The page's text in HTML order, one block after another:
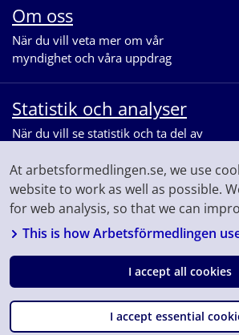
At arbetsformedlingen.se, we use
website to work as well as possible.
for web analysis, so that we can
This is how Arbetsförmedlingen
I accept all cookies
I accept essential
Om oss
När du vill veta mer om vår
myndighet och våra uppdrag
Statistik och analyser
När du vill se statistik och ta del av
Följ oss på Facebook Linkedin